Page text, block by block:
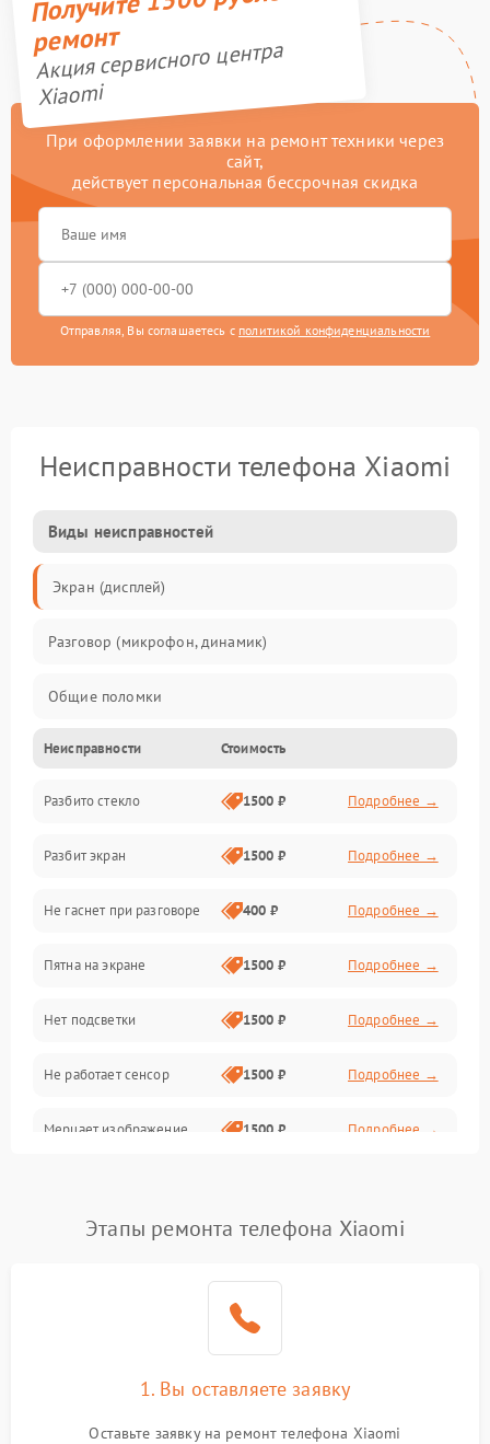
ремонт
Акция сервисного центра
Xiaomi
При оформлении заявки на ремонт техники через
сайт,
действует персональная бессрочная скидка
Отправляя, Вы соглашаетесь с политикой конфиденциальности
Неисправности телефона Xiaomi
Виды неисправностей
Экран (дисплей)
Разговор (микрофон, динамик)
Общие поломки
Проблемы связи
Камеры
Проблемы с дисплеем и сенсором
Зарядка
Проблемы с питанием, зарядкой и аккумулятором
Проблемы с работой системы, корпусом и другие
Неисправности Стоимость
Разбито стекло 1500 ₽ Подробнее →
Разбит экран 1500 ₽ Подробнее →
Не гаснет при разговоре 400 ₽ Подробнее →
Пятна на экране 1500 ₽ Подробнее →
Нет подсветки 1500 ₽ Подробнее →
Не работает сенсор 1500 ₽ Подробнее →
Мерцает изображение 1500 ₽ Подробнее →
Не работает Face ID 4000 ₽ Подробнее →
Этапы ремонта телефона Xiaomi
1. Вы оставляете заявку
Оставьте заявку на ремонт телефона Xiaomi